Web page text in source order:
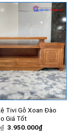
Tivi Gỗ Xoan Đào
Giá Tốt
₫ Giá
3.950.000₫Giá
hiện